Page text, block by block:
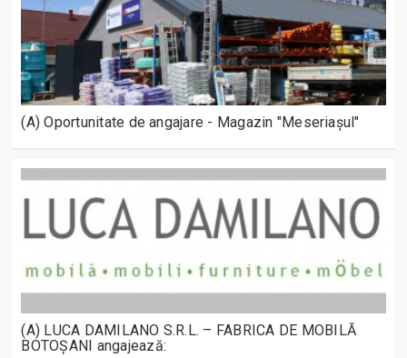
(A) Oportunitate de angajare - Magazin "Meseriașul"
(A) LUCA DAMILANO S.R.L. – FABRICA DE MOBILĂ
BOTOȘANI angajează: